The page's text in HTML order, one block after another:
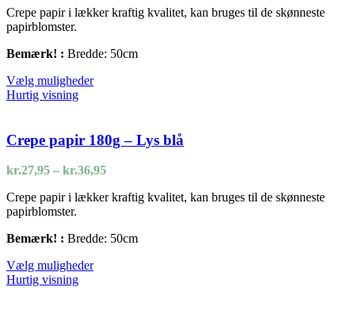
på
varesiden
til
Crepe papir i lækker kraftig kvalitet, kan bruges til de skønneste
papirblomster.
Bemærk! : Bredde: 50cm
Vælg mulighederDette
varianter.
Mulighederne
kan
på
varesiden
Hurtig visning
Crepe papir 180g – Lys blå
kr.27,95 – kr.36,95Prisinterval:
til
Crepe papir i lækker kraftig kvalitet, kan bruges til de skønneste
papirblomster.
Bemærk! : Bredde: 50cm
Vælg mulighederDette
Hurtig visning